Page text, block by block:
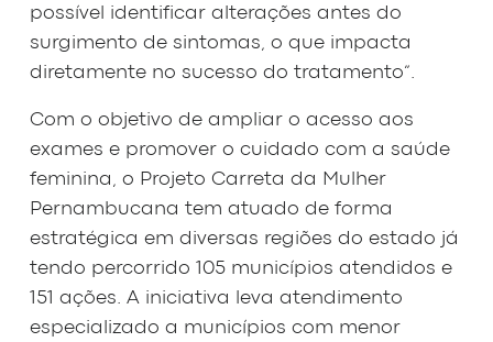
possível identificar alterações antes do
surgimento de sintomas, o que impacta
diretamente no sucesso do tratamento”.
Com o objetivo de ampliar o acesso aos
exames e promover o cuidado com a saúde
feminina, o Projeto Carreta da Mulher
Pernambucana tem atuado de forma
estratégica em diversas regiões do estado já
tendo percorrido 105 municípios atendidos e
151 ações. A iniciativa leva atendimento
especializado a municípios com menor